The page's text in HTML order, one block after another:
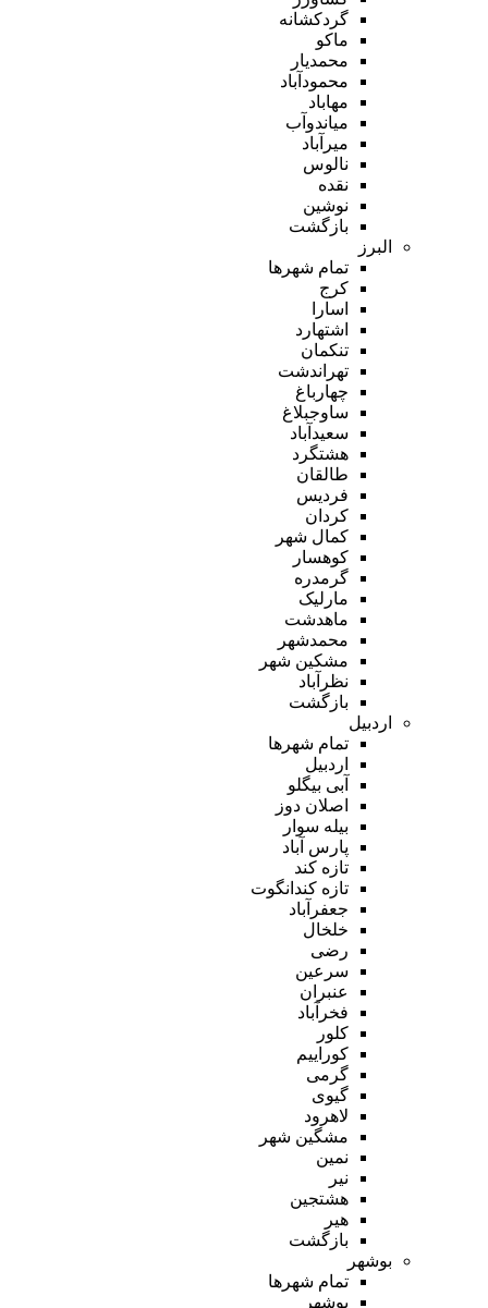
گردکشانه
ماکو
محمدیار
محمودآباد
مهاباد
میاندوآب
میرآباد
نالوس
نقده
نوشین
بازگشت
البرز
تمام شهر‌ها
کرج
اسارا
اشتهارد
تنکمان
تهراندشت
چهارباغ
ساوجبلاغ
سعیدآباد
هشتگرد
طالقان
فردیس
کردان
کمال شهر
کوهسار
گرمدره
مارلیک
ماهدشت
محمدشهر
مشکین شهر
نظرآباد
بازگشت
اردبیل
تمام شهر‌ها
اردبیل
آبی بیگلو
اصلان دوز
بیله سوار
پارس آباد
تازه کند
تازه کندانگوت
جعفرآباد
خلخال
رضی
سرعین
عنبران
فخرآباد
کلور
کوراییم
گرمی
گیوی
لاهرود
مشگین شهر
نمین
نیر
هشتجین
هیر
بازگشت
بوشهر
تمام شهر‌ها
بوشهر